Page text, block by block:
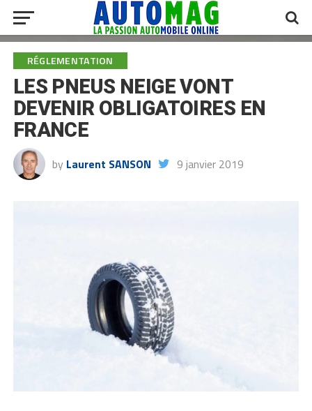
RÉGLEMENTATION
LES PNEUS NEIGE VONT
DEVENIR OBLIGATOIRES EN
FRANCE
by Laurent SANSON 9 janvier 2019